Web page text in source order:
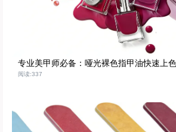
阅读:337